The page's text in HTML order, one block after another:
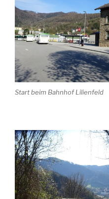
Start beim Bahnhof Lilienfeld